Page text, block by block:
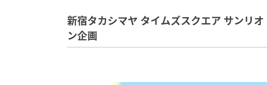
新宿タカシマヤ タイムズスクエア サンリ
ン企画